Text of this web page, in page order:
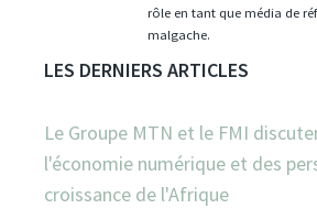
rôle en tant que média de
malgache.
LES DERNIERS ARTICLES
Le Groupe MTN et le FMI
l'économie numérique et des
croissance de l'Afrique